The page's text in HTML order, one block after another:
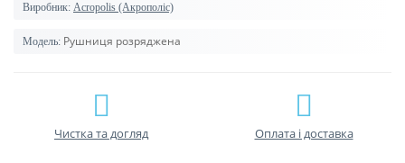
Виробник: Acropolis (Акрополіс)
Модель: Рушниця розряджена
Чистка та догляд Оплата і доставка